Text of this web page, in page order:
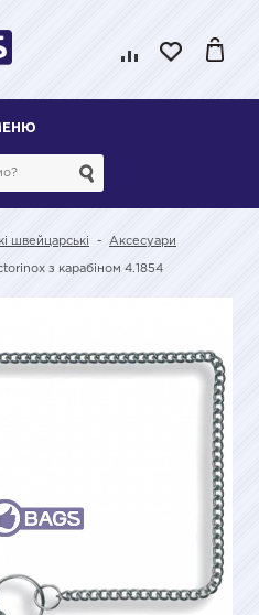
швейцарські - Аксесуари
з карабіном 4.1854